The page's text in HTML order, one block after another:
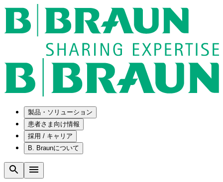
製品・ソリューション
ソリューション
患者さま向け情報
採用 / キャリア
B. Braunについて